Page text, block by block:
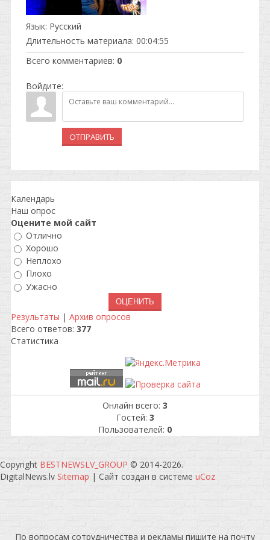
Язык: Русский
Длительность материала: 00:04:55
Всего комментариев: 0
Войдите:
ОТПРАВИТЬ
Календарь
Наш опрос
Оцените мой сайт
Отлично
Хорошо
Неплохо
Плохо
Ужасно
Результаты | Архив опросов
Всего ответов: 377
Статистика
Онлайн всего: 3
Гостей: 3
Пользователей: 0
Copyright BESTNEWSLV_GROUP © 2014-2026.
DigitalNews.lv Sitemap | Сайт создан в системе uCoz
По вопросам сотрудничества и рекламы пишите на почту